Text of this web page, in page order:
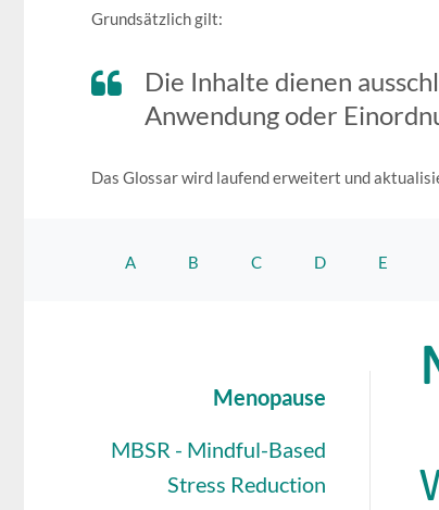
Grundsätzlich gilt:
Die Inhalte dienen
Anwendung oder
Das Glossar wird laufend erweitert und
A B C D E
Menopause
MBSR - Mindful-Based
Stress Reduction